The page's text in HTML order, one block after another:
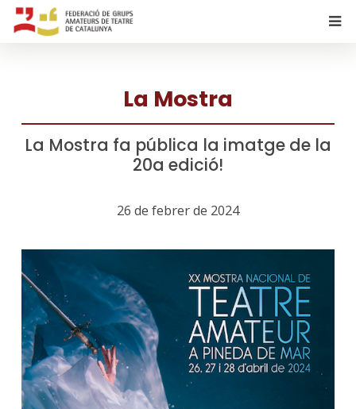
La Mostra
La Mostra fa pública la imatge de la
20a edició!
26 de febrer de 2024